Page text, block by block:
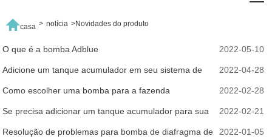
casa > notícia >Novidades do produto
O que é a bomba Adblue 2022-05-10
Adicione um tanque acumulador em seu sistema de
RV
2022-04-28
Como escolher uma bomba para a fazenda 2022-02-28
Se precisa adicionar um tanque acumulador para sua
bomba
2022-02-21
Resolução de problemas para bomba de diafragma de 2022-01-05